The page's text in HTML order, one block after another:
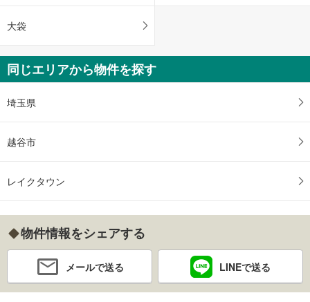
大袋
同じエリアから物件を探す
埼玉県
越谷市
レイクタウン
物件情報をシェアする
メールで送る LINEで送る